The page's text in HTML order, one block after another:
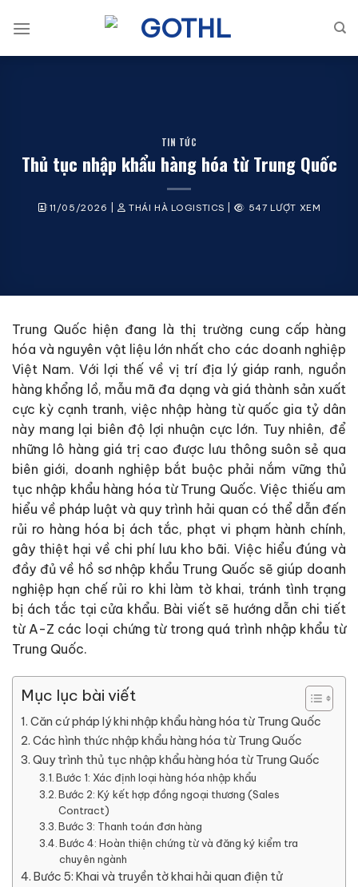
qua
TIN TỨC
Thủ tục nhập khẩu hàng hóa từ Trung Quốc
11/05/2026 | THÁI HÀ LOGISTICS | 547 LƯỢT XEM
Trung Quốc hiện đang là thị trường cung cấp hàng
hóa và nguyên vật liệu lớn nhất cho các doanh nghiệp
Việt Nam. Với lợi thế về vị trí địa lý giáp ranh, nguồn
hàng khổng lồ, mẫu mã đa dạng và giá thành sản xuất
cực kỳ cạnh tranh, việc nhập hàng từ quốc gia tỷ dân
này mang lại biên độ lợi nhuận cực lớn. Tuy nhiên, để
những lô hàng giá trị cao được lưu thông suôn sẻ qua
biên giới, doanh nghiệp bắt buộc phải nắm vững thủ
tục nhập khẩu hàng hóa từ Trung Quốc. Việc thiếu am
hiểu về pháp luật và quy trình hải quan có thể dẫn đến
rủi ro hàng hóa bị ách tắc, phạt vi phạm hành chính,
gây thiệt hại về chi phí lưu kho bãi. Việc hiểu đúng và
đầy đủ về hồ sơ nhập khẩu Trung Quốc sẽ giúp doanh
nghiệp hạn chế rủi ro khi làm tờ khai, tránh tình trạng
bị ách tắc tại cửa khẩu. Bài viết sẽ hướng dẫn chi tiết
từ A-Z các loại chứng từ trong quá trình nhập khẩu từ
Trung Quốc.
Mục lục bài viết
Căn cứ pháp lý khi nhập khẩu hàng hóa từ Trung Quốc
Các hình thức nhập khẩu hàng hóa từ Trung Quốc
Quy trình thủ tục nhập khẩu hàng hóa từ Trung Quốc
Bước 1: Xác định loại hàng hóa nhập khẩu
Bước 2: Ký kết hợp đồng ngoại thương (Sales
Contract)
Bước 3: Thanh toán đơn hàng
Bước 4: Hoàn thiện chứng từ và đăng ký kiểm tra
chuyên ngành
Bước 5: Khai và truyền tờ khai hải quan điện tử